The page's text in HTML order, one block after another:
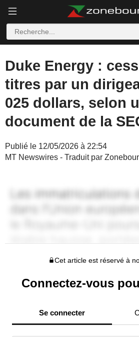
Duke Energy :
titres par un
025 dollars, selon
document de la
Publié le 12/05/2026 à 22:54
MT Newswires - Traduit par
Cet article est réservé à
Connectez-vous
Se connecter